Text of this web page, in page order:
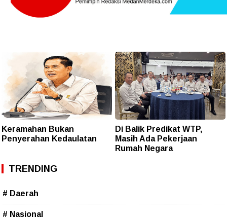
Keramahan Bukan
Penyerahan Kedaulatan
Di Balik Predikat WTP,
Masih Ada Pekerjaan
Rumah Negara
TRENDING
# Daerah
# Nasional